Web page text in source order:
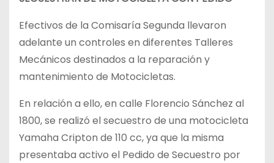
Efectivos de la Comisaría Segunda llevaron
adelante un controles en diferentes Talleres
Mecánicos destinados a la reparación y
mantenimiento de Motocicletas.
En relación a ello, en calle Florencio Sánchez al
1800, se realizó el secuestro de una motocicleta
Yamaha Cripton de 110 cc, ya que la misma
presentaba activo el Pedido de Secuestro por